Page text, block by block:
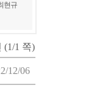
현규
(1/1 쪽)
12/06